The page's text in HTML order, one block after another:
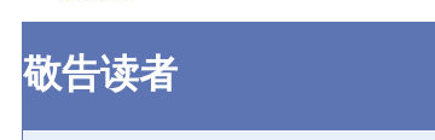
敬告读者